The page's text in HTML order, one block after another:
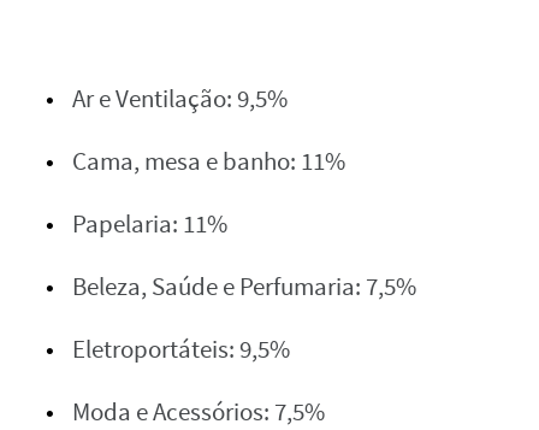
Ar e Ventilação: 9,5%
Cama, mesa e banho: 11%
Papelaria: 11%
Beleza, Saúde e Perfumaria: 7,5%
Eletroportáteis: 9,5%
Moda e Acessórios: 7,5%